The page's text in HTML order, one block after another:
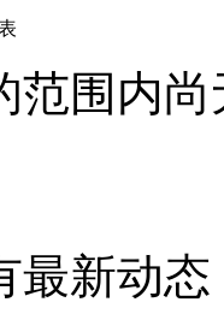
范围内
最新动态